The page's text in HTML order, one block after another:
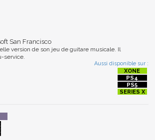
San Francisco
version de son jeu de guitare musicale. Il
service.
Aussi disponible sur :